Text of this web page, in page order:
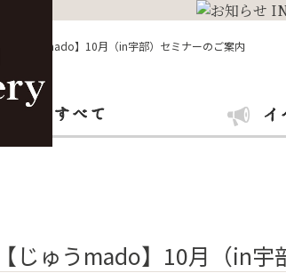
【じゅうmado】10月（in宇部）セミナーのご案内
【じゅうmado】10月（in